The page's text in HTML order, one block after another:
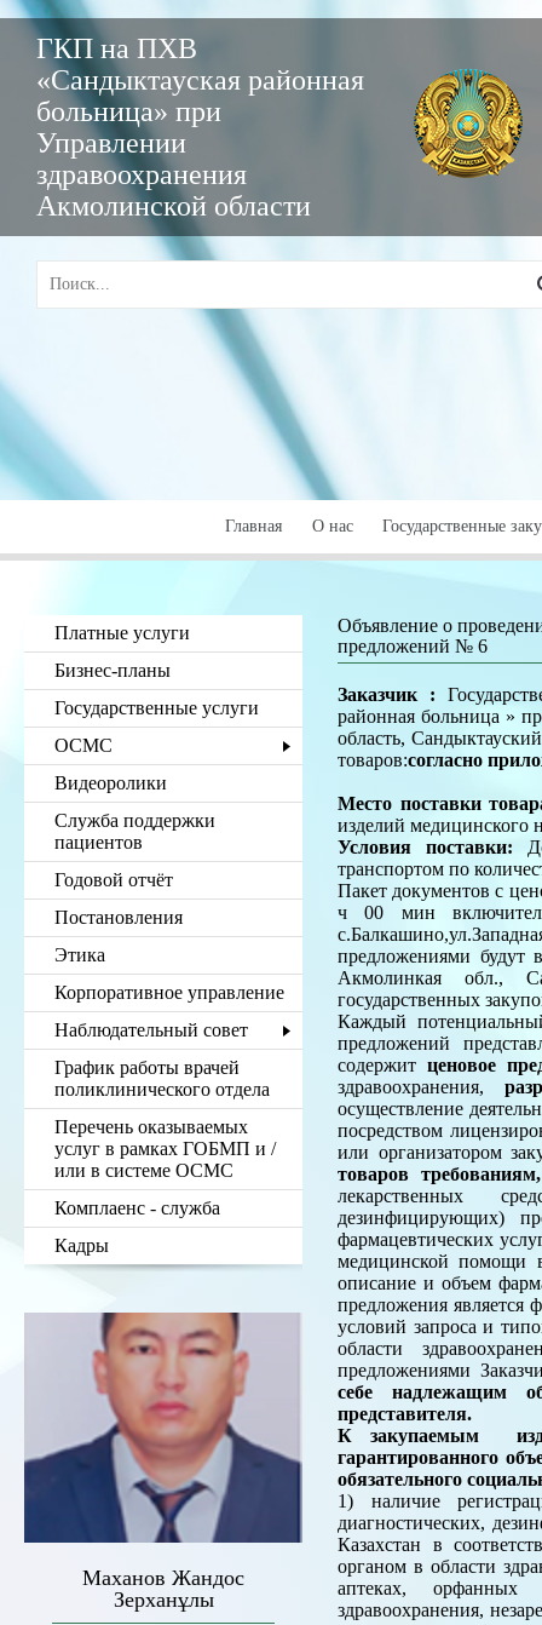
ГКП на ПХВ
«Сандыктауская районная
больница» при
Управлении
здравоохранения
Акмолинской области
Главная О нас Государственные
Платные услуги
Бизнес-планы
Государственные услуги
ОСМС
Видеоролики
Служба поддержки
пациентов
Годовой отчёт
Постановления
Этика
Корпоративное управление
Наблюдательный совет
График работы врачей
поликлинического отдела
Перечень оказываемых
услуг в рамках ГОБМП и /
или в системе ОСМС
Комплаенс - служба
Кадры
Маханов Жандос
Зерханұлы
Объявление о
предложений № 6
Заказчик :
районная больница »
область,
товаров:согласно
Место поставки
изделий медицинского
Условия поставки:
транспортом по
Пакет документов с
ч 00 мин
предложениями будут
Акмолинкая обл.,
государственных
Каждый
предложений
содержитценовое
здравоохранения,
осуществление
посредством
или организатором
товаров
лекарственных
дезинфицирующих)
фармацевтических
медицинской помощи в
описание и объем
предложения является
условий запроса и
области
предложениями
себе надлежащим
представителя.
К закупаемым
гарантированного
обязательного
1) наличие
диагностических,
Казахстан в
органом в области
аптеках, орфанных
здравоохранения,